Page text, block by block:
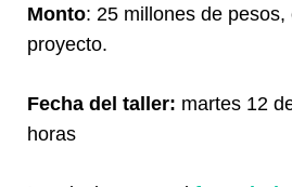
Monto: 25 millones de
proyecto.
Fecha del taller: martes 12
horas